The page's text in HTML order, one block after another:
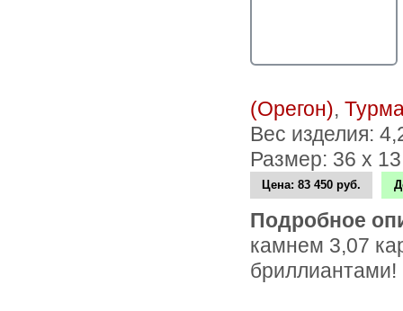
(Орегон),
Вес изделия:
Размер: 36 х
Цена:83 450 руб.
Подробное
камнем 3,07
бриллиантами!